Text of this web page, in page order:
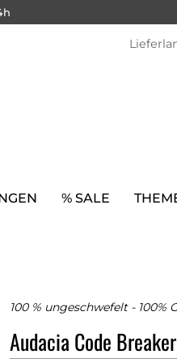
% SALE
100 % ungeschwefelt - 100%
Audacia Code